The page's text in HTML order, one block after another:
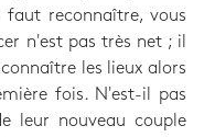
reconnaître, vous
n'est pas très net ; il
les lieux alors
fois. N'est-il pas
leur nouveau couple